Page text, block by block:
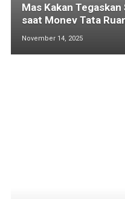
Mas Kakan
saat Monev Tata
November 14, 2025